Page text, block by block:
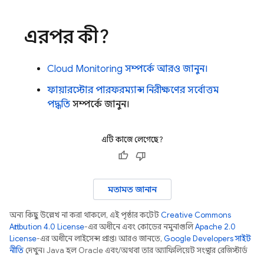
এরপর কী?
Cloud Monitoring সম্পর্কে আরও জানুন।
ফায়ারস্টোর পারফরম্যান্স নিরীক্ষণের সর্বোত্তম
পদ্ধতি সম্পর্কে জানুন।
এটি কাজে লেগেছে?
মতামত জানান
অন্য কিছু উল্লেখ না করা থাকলে, এই পৃষ্ঠার কন্টেন্টCreative Commons
Attribution 4.0 License-এর অধীনে এবং কোডের নমুনাগুলিApache 2.0
License-এর অধীনে লাইসেন্স প্রাপ্ত। আরও জানতে,Google Developers সাইট
নীতি দেখুন। Java হল Oracle এবং/অথবা তার অ্যাফিলিয়েট সংস্থার রেজিস্টার্ড